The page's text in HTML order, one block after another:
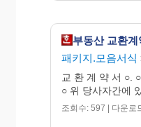
위 1.
서울
부동산 교환계
패키지.모음서식
교 환 계 약 서 ○.
○ 위 당사자간에
조회수: 597 | 다운로